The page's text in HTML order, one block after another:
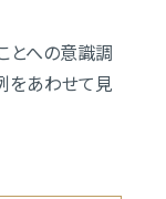
とへの意識調
をあわせて見